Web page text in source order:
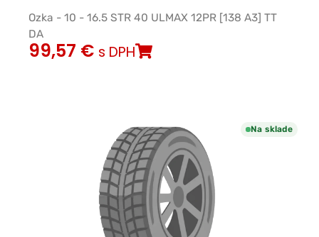
Ozka - 10 - 16.5 STR 40 ULMAX 12PR [138 A3] TT
DA
99,57 € s DPH
Na sklade